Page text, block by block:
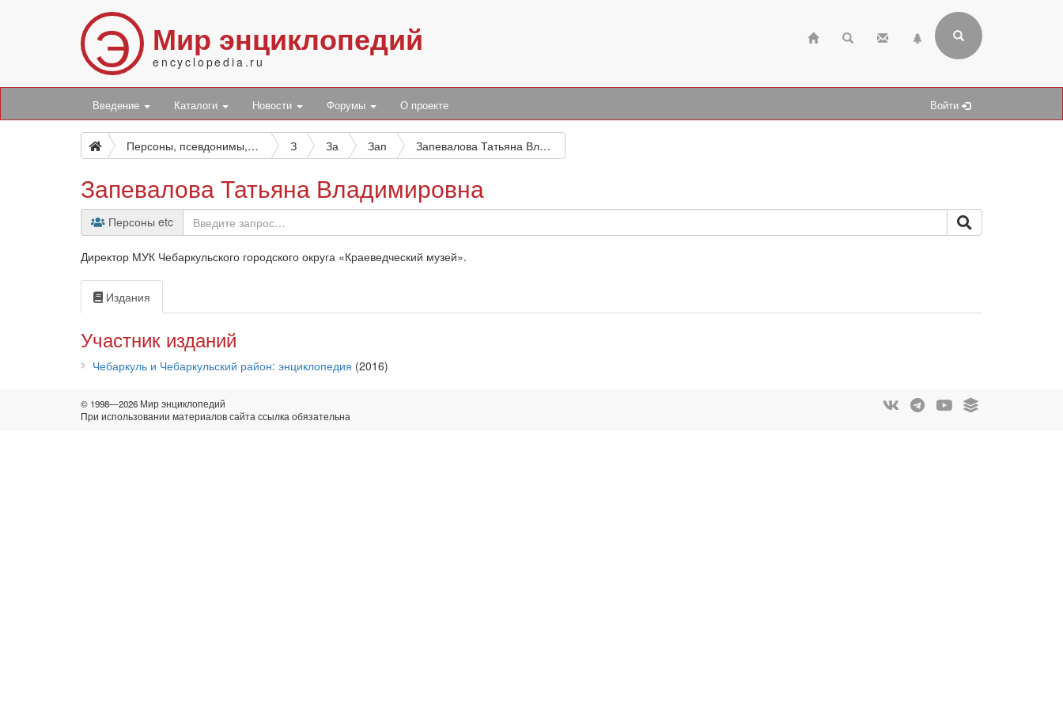
Э Мир энциклопедий
encyclopedia.ru
Введение Каталоги Новости Форумы О проекте Войти
Персоны, псевдонимы, персонажи и боты З За Зап Запевалова Татьяна Владимировна
Запевалова Татьяна Владимировна
Персоны etc
Директор МУК Чебаркульского городского округа «Краеведческий музей».
Издания
Участник изданий
Чебаркуль и Чебаркульский район: энциклопедия (2016)
© 1998—2026 Мир энциклопедий
При использовании материалов сайта ссылка обязательна